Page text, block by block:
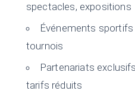
spectacles, expositions
Événements
tournois
Partenariats
tarifs réduits